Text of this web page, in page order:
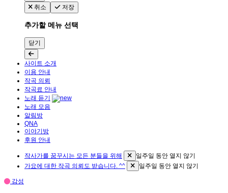
취소
저장
추가할 메뉴 선택
닫기
사이트 소개
이용 안내
작곡 의뢰
작곡료 안내
노래 듣기
노래 모음
알림방
QNA
이야기방
후원 안내
작사가를 꿈꾸시는 모든 분들을 위해
일주일 동안 열지 않기
가요에 대한 작곡 의뢰도 받습니다. ^^
일주일 동안 열지 않기
감성